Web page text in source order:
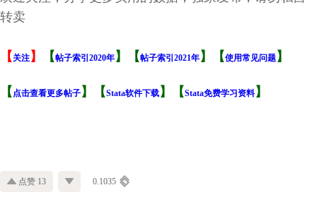
转卖
【 关注 】 【帖子索引2020年 】【帖子索引2021年 】【使用常见问题 】
【 点击查看更多帖子 】【Stata软件下载 】【Stata免费学习资料 】
点赞 13 0.1035